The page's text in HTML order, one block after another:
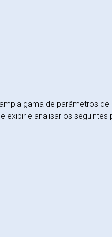
gama de parâmetros
exibir e analisar os seguintes